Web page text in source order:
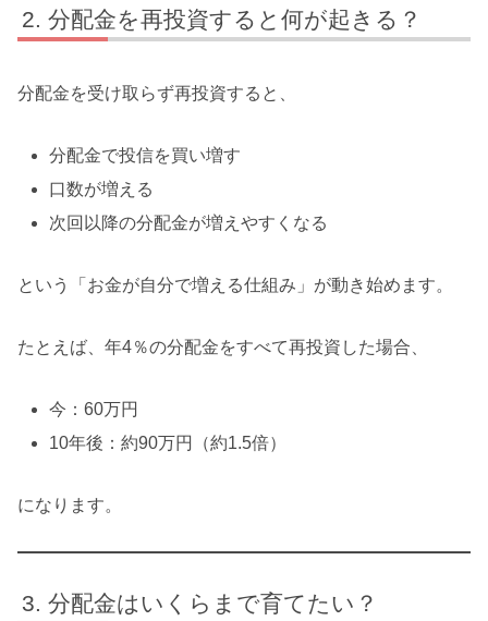
分配金を再投資すると何が起きる？
分配金を受け取らず再投資すると、
分配金で投信を買い増す
口数が増える
次回以降の分配金が増えやすくなる
という「お金が自分で増える仕組み」が動き始めます。
たとえば、年4％の分配金をすべて再投資した場合、
今：60万円
10年後：約90万円（約1.5倍）
になります。
分配金はいくらまで育てたい？